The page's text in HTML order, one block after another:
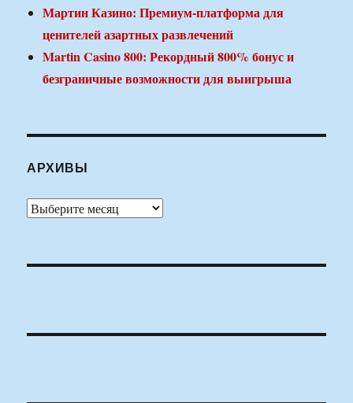
Мартин Казино: Премиум-платформа для
ценителей азартных развлечений
Martin Casino 800: Рекордный 800% бонус и
безграничные возможности для выигрыша
АРХИВЫ
Архивы